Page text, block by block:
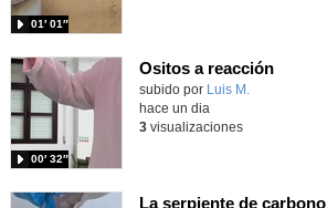
01′ 01″
Ositos a reacción
Contenido educativo.
subido por Luis M.
00′ 32″
hace un dia
3visualizaciones
La serpiente de carbono